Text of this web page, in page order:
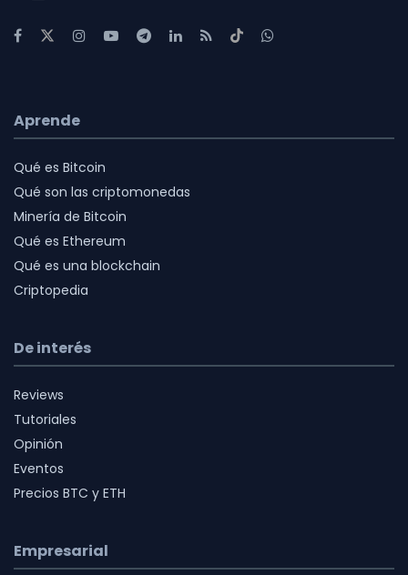
Aprende
Qué es Bitcoin
Qué son las criptomonedas
Minería de Bitcoin
Qué es Ethereum
Qué es una blockchain
Criptopedia
De interés
Reviews
Tutoriales
Opinión
Eventos
Precios BTC y ETH
Empresarial